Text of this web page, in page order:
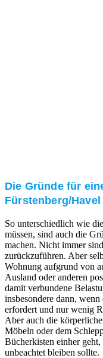
Die Gründe für
Fürstenberg/
So unterschiedlich wie
müssen, sind auch die
machen. Nicht immer
zurückzuführen. Aber
Wohnung aufgrund von
Ausland oder anderen
damit verbundene
insbesondere dann,
erfordert und nur wenig
Aber auch die
Möbeln oder dem
Bücherkisten einher
unbeachtet bleiben sollte.